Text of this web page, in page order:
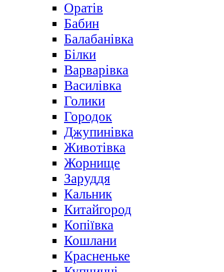
Оратів
Бабин
Балабанівка
Білки
Варварівка
Василівка
Голики
Городок
Джупинівка
Животівка
Жорнище
Заруддя
Кальник
Китайгород
Копіївка
Кошлани
Красненьке